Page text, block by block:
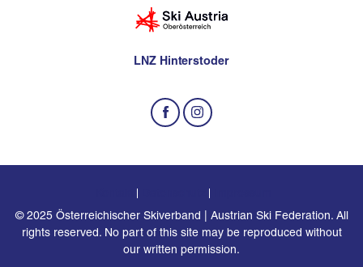
LNZ Hinterstoder
© 2025 Österreichischer Skiverband | Austrian Ski Federation. All
rights reserved. No part of this site may be reproduced without
our written permission.